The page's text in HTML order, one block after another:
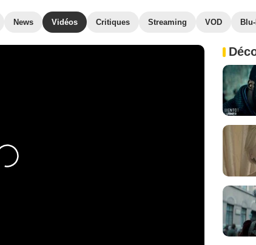
News Vidéos Critiques Streaming VOD